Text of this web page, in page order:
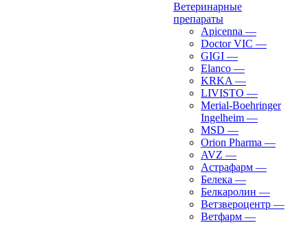
Ветеринарные
препараты
Apicenna —
Doctor VIC —
GIGI —
Elanco —
KRKA —
LIVISTO —
Merial-Boehringer
Ingelheim —
MSD —
Orion Pharma —
AVZ —
Астрафарм —
Белека —
Белкаролин —
Ветзвероцентр —
Ветфарм —